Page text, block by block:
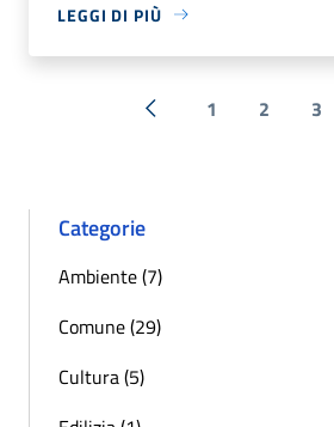
LEGGI DI PIÙ
« Precedente
1 2 3
Categorie
Ambiente (7)
Comune (29)
Cultura (5)